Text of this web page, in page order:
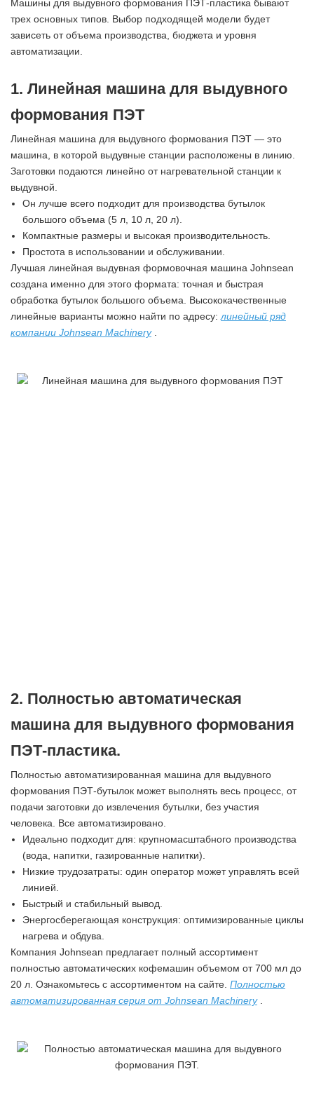
Машины для выдувного формования ПЭТ-пластика бывают
трех основных типов. Выбор подходящей модели будет
зависеть от объема производства, бюджета и уровня
автоматизации.
1. Линейная машина для выдувного
формования ПЭТ
Линейная машина для выдувного формования ПЭТ — это
машина, в которой выдувные станции расположены в линию.
Заготовки подаются линейно от нагревательной станции к
выдувной.
Он лучше всего подходит для производства бутылок
большого объема (5 л, 10 л, 20 л).
Компактные размеры и высокая производительность.
Простота в использовании и обслуживании.
Лучшая линейная выдувная формовочная машина Johnsean
создана именно для этого формата: точная и быстрая
обработка бутылок большого объема. Высококачественные
линейные варианты можно найти по адресу:линейный ряд
компании Johnsean Machinery.
2. Полностью автоматическая
машина для выдувного формования
ПЭТ-пластика.
Полностью автоматизированная машина для выдувного
формования ПЭТ-бутылок может выполнять весь процесс, от
подачи заготовки до извлечения бутылки, без участия
человека. Все автоматизировано.
Идеально подходит для: крупномасштабного производства
(вода, напитки, газированные напитки).
Низкие трудозатраты: один оператор может управлять всей
линией.
Быстрый и стабильный вывод.
Энергосберегающая конструкция: оптимизированные циклы
нагрева и обдува.
Компания Johnsean предлагает полный ассортимент
полностью автоматических кофемашин объемом от 700 мл до
20 л. Ознакомьтесь с ассортиментом на сайте. Полностью
автоматизированная серия от Johnsean Machinery.